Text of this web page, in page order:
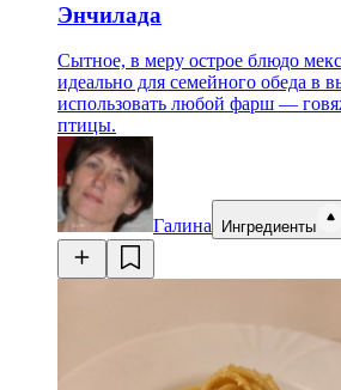
Энчилада
Сытное, в меру острое блюдо
идеально для семейного обеда в
использовать любой фарш —
птицы.
Галина Ингредиенты